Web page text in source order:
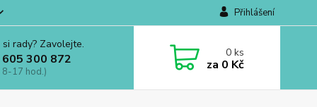
Přihlášení
rady? Zavolejte.
300 872
8-17 hod.)
0ks
za 0 Kč